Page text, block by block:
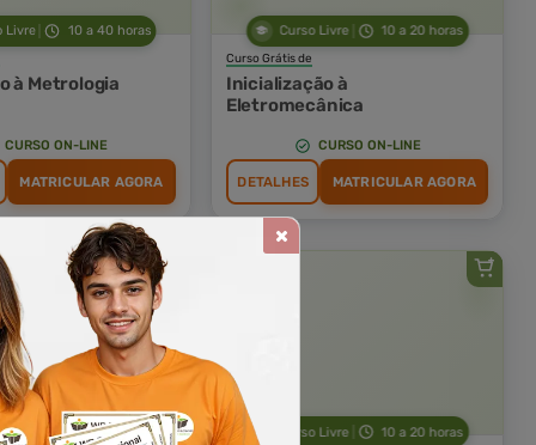
Livre 10 a 40 horas
à Metrologia
CURSO ON-LINE
MATRICULAR AGORA
Curso Livre 10 a 20 horas
Curso Grátis de
Inicialização à
Eletromecânica
CURSO ON-LINE
DETALHES MATRICULAR AGORA
Livre 10 a 60 horas Curso Livre 10 a 20 horas